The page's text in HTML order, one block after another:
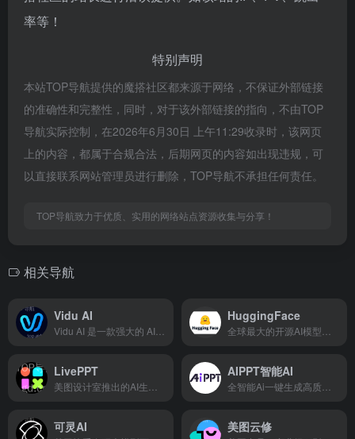
率等！
特别声明
本站TOP导航提供的魔搭社区都来源于网络，不保证外部链接
的准确性和完整性，同时，对于该外部链接的指向，不由TOP
导航实际控制，在2026年6月30日 上午11:29收录时，该网页
上的内容，都属于合规合法，后期网页的内容如出现违规，可
以直接联系网站管理员进行删除，TOP导航不承担任何责任。
TOP导航致力于优质、实用的网络站点资源收集与分享！
相关导航
Vidu AI HuggingFace
LivePPT AIPPT智能AI
可灵AI 美图云修